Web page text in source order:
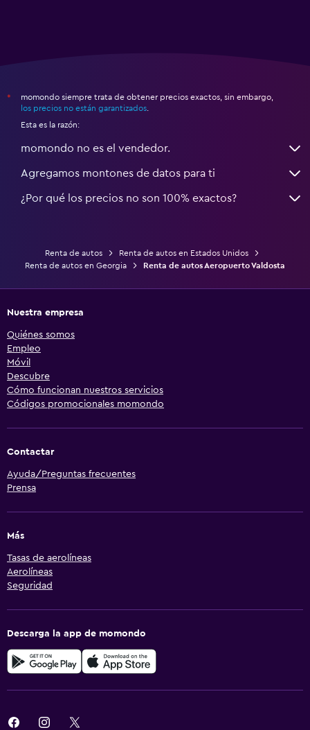
*
momondo siempre trata de obtener precios exactos, sin embargo,
los precios no están garantizados.
Esta es la razón:
momondo no es el vendedor.
Agregamos montones de datos para ti
¿Por qué los precios no son 100% exactos?
Renta de autos
Renta de autos en Estados Unidos
Renta de autos en Georgia
Renta de autos Aeropuerto Valdosta
Nuestra empresa
Quiénes somos
Empleo
Móvil
Descubre
Cómo funcionan nuestros servicios
Códigos promocionales momondo
Contactar
Ayuda/Preguntas frecuentes
Prensa
Más
Tasas de aerolíneas
Aerolíneas
Seguridad
Descarga la app de momondo